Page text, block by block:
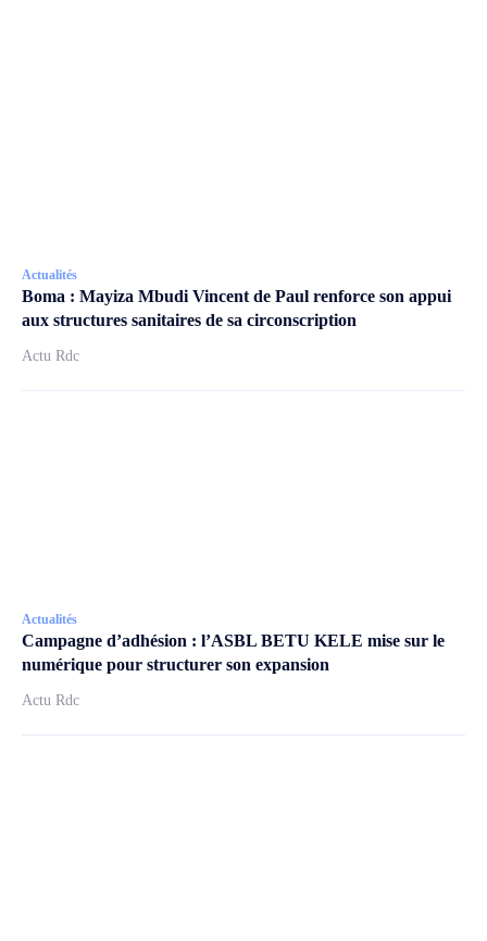
Actualités
Boma : Mayiza Mbudi Vincent de Paul renforce son appui
aux structures sanitaires de sa circonscription
Actu Rdc
Actualités
Campagne d’adhésion : l’ASBL BETU KELE mise sur le
numérique pour structurer son expansion
Actu Rdc